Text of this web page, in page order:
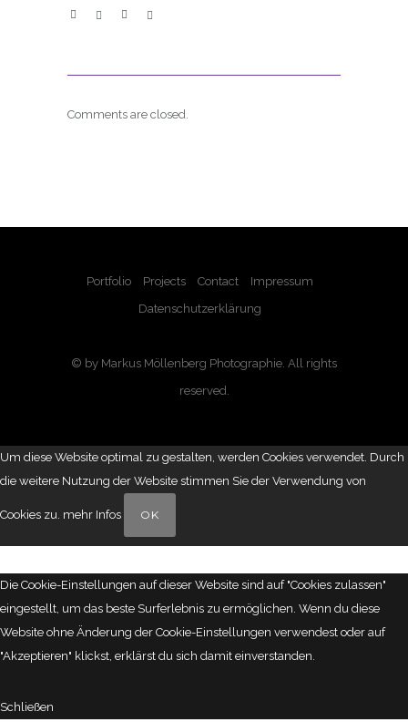
Comments are closed.
Portfolio Projects Contact
Impressum
Datenschutzerklärung
© by Markus Möllenberg Photographie. All rights
reserved.
Um diese Website optimal zu gestalten, werden Cookies verwendet. Durch
die weitere Nutzung der Website stimmen Sie der Verwendung von
Cookies zu. mehr Infos OK
Die Cookie-Einstellungen auf dieser Website sind auf "Cookies zulassen"
eingestellt, um das beste Surferlebnis zu ermöglichen. Wenn du diese
Website ohne Änderung der Cookie-Einstellungen verwendest oder auf
"Akzeptieren" klickst, erklärst du sich damit einverstanden.
Schließen